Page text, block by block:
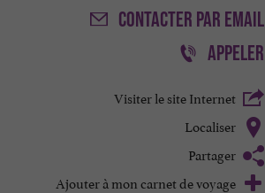
CONTACTER PAR EMAIL
APPELER
Visiter le site Internet
Localiser
Partager
Ajouter à mon carnet de voyage